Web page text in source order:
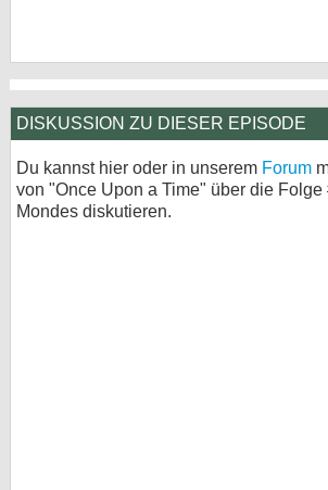
DISKUSSION ZU DIESER EPISODE
Du kannst hier oder in unserem Forum
von "Once Upon a Time" über die
Mondes diskutieren.